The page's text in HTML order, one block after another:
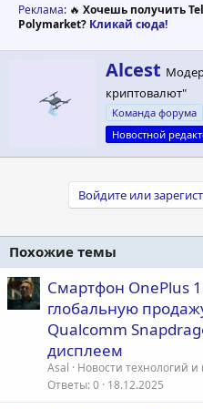
Реклама: 🔥 Хочешь получить
Polymarket? Кликай сюда!
А
в
т
р
Alcest
криптовалют"
Команда форума
Новостной
Войдите или
Похожие темы
Смартфон OnePlus
глобальную
Qualcomm
дисплеем
Asal
Новости технологий и
Ответы 0 18.12.2025